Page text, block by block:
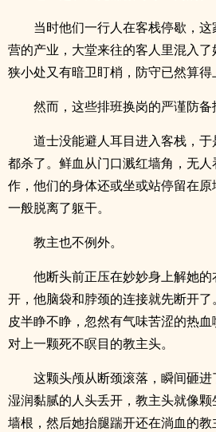
当时他们一行人在客栈停歇，
营的产业，大堂来往的客人里混入
狭小处又有暗卫盯梢，防守已然算得
然而，这些排班换岗的严谨防备
道士没能避人耳目进入客栈，
都杀了。鲜血从门口溅红墙角，无
作，他们的身体还或坐或站停留在
一般脱离了躯干。
教主也不例外。
他断头前正压在妙妙身上解她
开，他脑袋和脖颈的连接就先断开
皮半睁不睁，忽然有气味苦涩的热
对上一颗死不瞑目的教主头。
这颗头颅从断颈滚落，瞬间砸
湿润黏腻的人头丢开，教主头就像
墙根，然后她抬腿踹开还在淌血的